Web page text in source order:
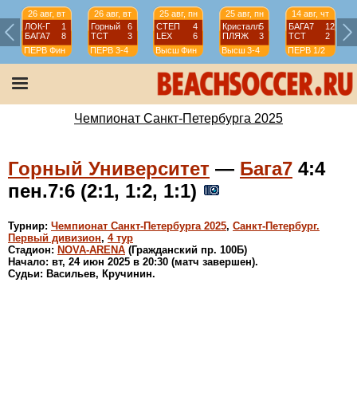
26 авг, вт
ЛОК-Г
1
БАГА7
8
ПЕРВ Фин
26 авг, вт
Горный
6
ТСТ
3
ПЕРВ 3-4
25 авг, пн
СТЕП
4
LEX
6
Высш Фин
25 авг, пн
Кристалл5
ПЛЯЖ
3
Высш 3-4
14 авг, чт
БАГА7
12
ТСТ
2
ПЕРВ 1/2
Чемпионат Санкт-Петербурга 2025
Горный Университет — Бага7 4:4
пен.7:6 (2:1, 1:2, 1:1)
Турнир: Чемпионат Санкт-Петербурга 2025, Санкт-Петербург.
Первый дивизион, 4 тур
Стадион: NOVA-ARENA (Гражданский пр. 100Б)
Начало: вт, 24 июн 2025 в 20:30 (матч завершен).
Судьи: Васильев, Кручинин.